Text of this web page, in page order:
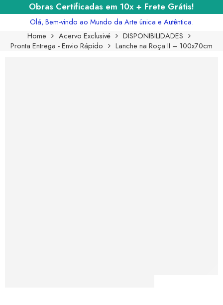
Obras Certificadas em 10x + Frete Grátis!
Olá, Bem-vindo ao Mundo da Arte única e Autêntica.
Home
Acervo Exclusivé
DISPONIBILIDADES
Pronta Entrega - Envio Rápido
Lanche na Roça II – 100x70cm